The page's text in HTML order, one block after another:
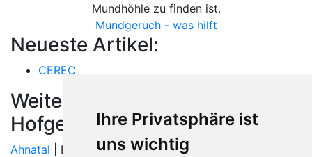
Ihre Privatsphäre ist
uns wichtig
Mundhöhle zu finden ist.
Mundgeruch - was hilft
Neueste Artikel:
CEREC
Weitere Orte in der Nähe von
Hofgeismar
Ahnatal | Bad Karlshafen |Beverungen